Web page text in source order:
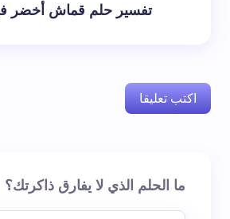
تفسير حلم قماش أخضر
اكتب تعليقا
لن يتم نشر عنوان بريدك الإلكتروني.
ما الحلم الذي لا يفارق ذاكرتك؟